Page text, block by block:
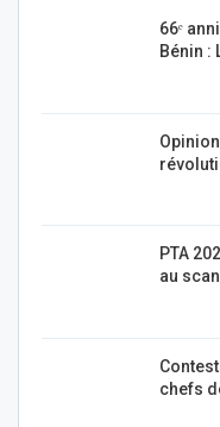
66ᵉ
Bénin :
PTA
au
chefs